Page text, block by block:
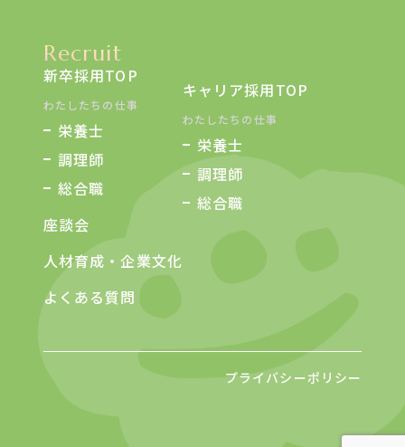
Recruit
新卒採用TOP
わたしたちの仕事
栄養士
調理師
総合職
座談会
人材育成・企業文化
よくある質問
キャリア採用TOP
わたしたちの仕事
栄養士
調理師
総合職
プライバシーポリシー